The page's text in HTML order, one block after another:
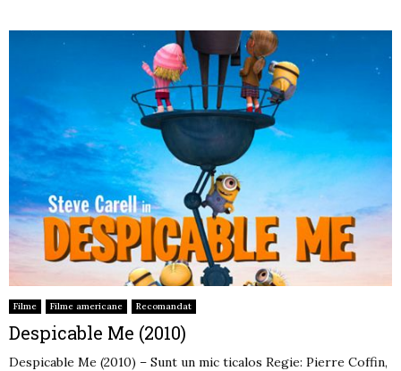
Filme Filme americane Recomandat
Despicable Me (2010)
Despicable Me (2010) – Sunt un mic ticalos Regie: Pierre Coffin,